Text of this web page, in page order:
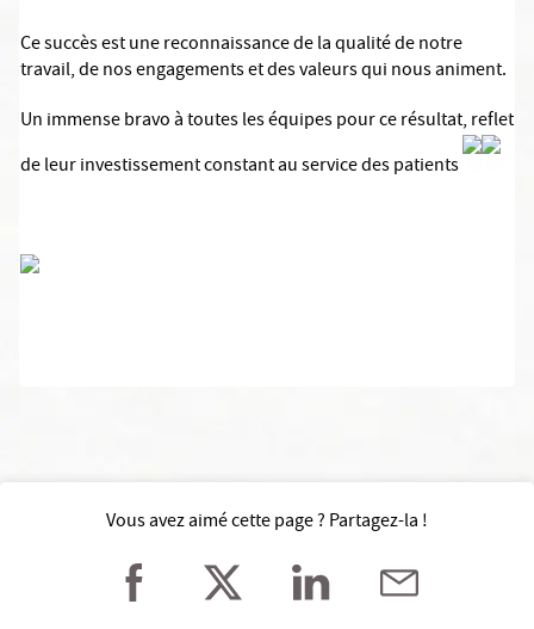
Ce succès est une reconnaissance de la qualité de notre
travail, de nos engagements et des valeurs qui nous animent.
Un immense bravo à toutes les équipes pour ce résultat, reflet
de leur investissement constant au service des patients
Vous avez aimé cette page ? Partagez-la !